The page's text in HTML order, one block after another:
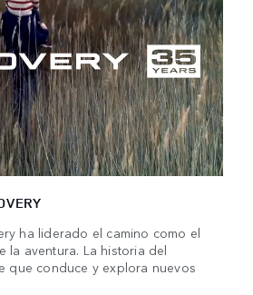
ha liderado el camino como el
la aventura. La historia del
que conduce y explora nuevos